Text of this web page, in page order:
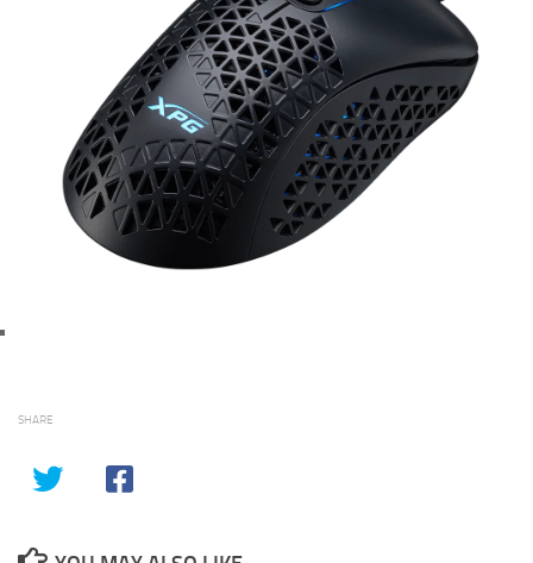
SHARE